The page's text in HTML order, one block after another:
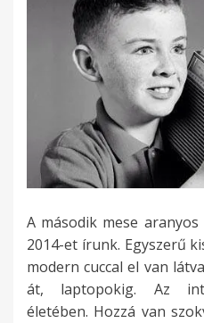
A második mese
2014-et írunk. Egyszerű
modern cuccal el van
át, laptopokig. Az
életében. Hozzá van